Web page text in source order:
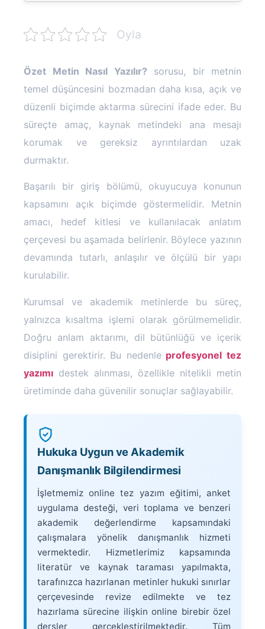
Oyla
Özet Metin Nasıl Yazılır? sorusu, bir metnin
temel düşüncesini bozmadan daha kısa, açık ve
düzenli biçimde aktarma sürecini ifade eder. Bu
süreçte amaç, kaynak metindeki ana mesajı
korumak ve gereksiz ayrıntılardan uzak
durmaktır.
Başarılı bir giriş bölümü, okuyucuya konunun
kapsamını açık biçimde göstermelidir. Metnin
amacı, hedef kitlesi ve kullanılacak anlatım
çerçevesi bu aşamada belirlenir. Böylece yazının
devamında tutarlı, anlaşılır ve ölçülü bir yapı
kurulabilir.
Kurumsal ve akademik metinlerde bu süreç,
yalnızca kısaltma işlemi olarak görülmemelidir.
Doğru anlam aktarımı, dil bütünlüğü ve içerik
disiplini gerektirir. Bu nedenleprofesyonel tez
yazımı destek alınması, özellikle nitelikli metin
üretiminde daha güvenilir sonuçlar sağlayabilir.
Hukuka Uygun ve Akademik
Danışmanlık Bilgilendirmesi
İşletmemiz online tez yazım eğitimi, anket
uygulama desteği, veri toplama ve benzeri
akademik değerlendirme kapsamındaki
çalışmalara yönelik danışmanlık hizmeti
vermektedir. Hizmetlerimiz kapsamında
literatür ve kaynak taraması yapılmakta,
tarafınızca hazırlanan metinler hukuki sınırlar
çerçevesinde revize edilmekte ve tez
hazırlama sürecine ilişkin online birebir özel
dersler gerçekleştirilmektedir. Tüm